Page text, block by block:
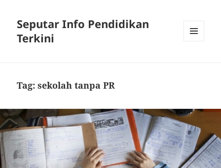
Seputar Info Pendidikan
Terkini
Tag:sekolah tanpa PR